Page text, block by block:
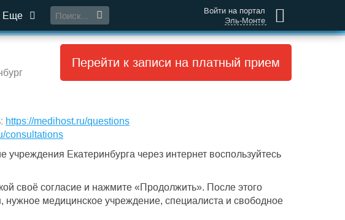
Еще
Войти на портал
Эль-Монте
Перейти к записи на платный прием
https://medihost.ru/questions
consultations
Екатеринбурга через интернет воспользуйтесь
своё согласие и нажмите «Продолжить». После этого
медицинское учреждение, специалиста и свободное